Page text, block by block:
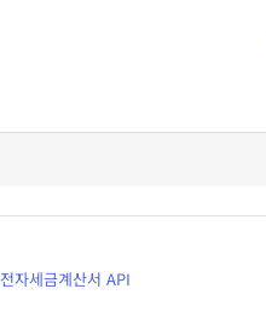
전자세금계산서 API